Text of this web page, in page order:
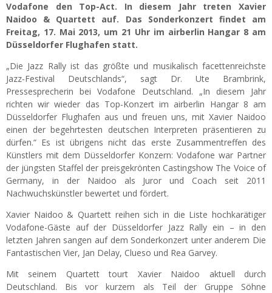
Vodafone den Top-Act. In diesem Jahr treten Xavier
Naidoo & Quartett auf. Das Sonderkonzert findet am
Freitag, 17. Mai 2013, um 21 Uhr im airberlin Hangar 8 am
Düsseldorfer Flughafen statt.
„Die Jazz Rally ist das größte und musikalisch facettenreichste
Jazz-Festival Deutschlands“, sagt Dr. Ute Brambrink,
Pressesprecherin bei Vodafone Deutschland. „In diesem Jahr
richten wir wieder das Top-Konzert im airberlin Hangar 8 am
Düsseldorfer Flughafen aus und freuen uns, mit Xavier Naidoo
einen der begehrtesten deutschen Interpreten präsentieren zu
dürfen.“ Es ist übrigens nicht das erste Zusammentreffen des
Künstlers mit dem Düsseldorfer Konzern: Vodafone war Partner
der jüngsten Staffel der preisgekrönten Castingshow The Voice of
Germany, in der Naidoo als Juror und Coach seit 2011
Nachwuchskünstler bewertet und fördert.
Xavier Naidoo & Quartett reihen sich in die Liste hochkarätiger
Vodafone-Gäste auf der Düsseldorfer Jazz Rally ein – in den
letzten Jahren sangen auf dem Sonderkonzert unter anderem Die
Fantastischen Vier, Jan Delay, Clueso und Rea Garvey.
Mit seinem Quartett tourt Xavier Naidoo aktuell durch
Deutschland. Bis vor kurzem als Teil der Gruppe Söhne